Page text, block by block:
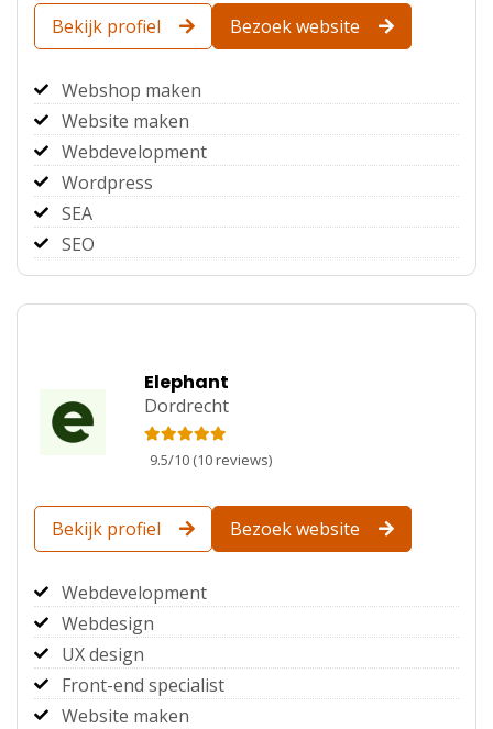
Bekijk profiel Bezoek website
Webshop maken
Website maken
Webdevelopment
Wordpress
SEA
SEO
Elephant
Dordrecht
9.5/10 (10reviews)
Bekijk profiel Bezoek website
Webdevelopment
Webdesign
UX design
Front-end specialist
Website maken